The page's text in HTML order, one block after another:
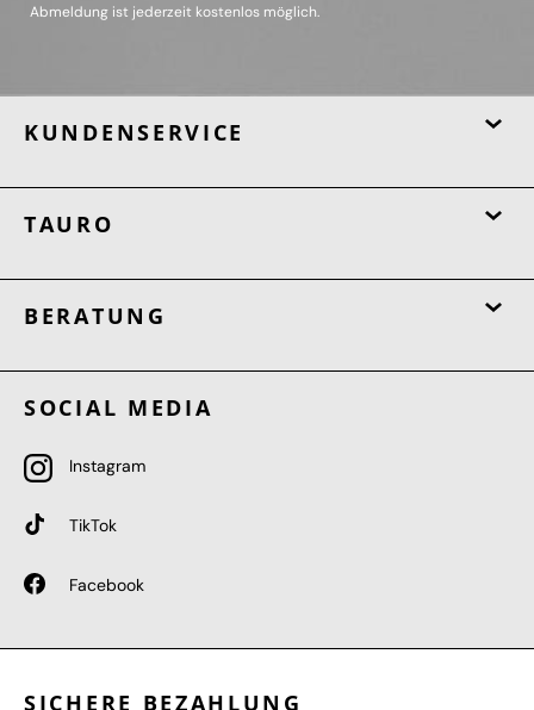
Abmeldung ist jederzeit kostenlos möglich.
KUNDENSERVICE
TAURO
BERATUNG
SOCIAL MEDIA
Instagram
TikTok
Facebook
SICHERE BEZAHLUNG